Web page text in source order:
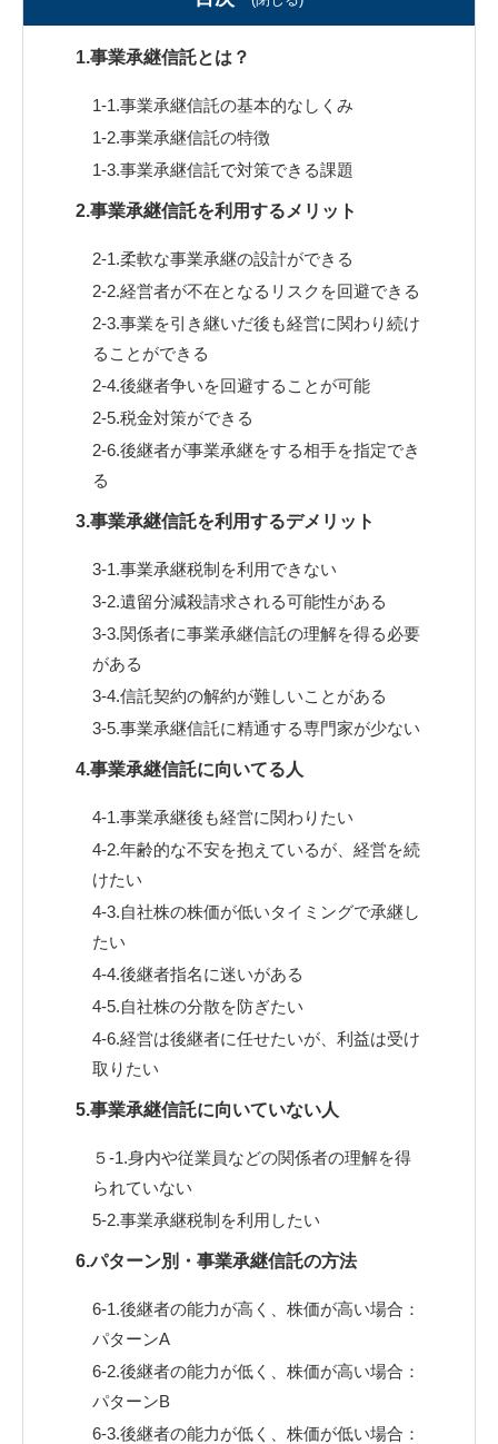
1.事業承継信託とは？
1-1.事業承継信託の基本的なしくみ
1-2.事業承継信託の特徴
1-3.事業承継信託で対策できる課題
2.事業承継信託を利用するメリット
2-1.柔軟な事業承継の設計ができる
2-2.経営者が不在となるリスクを回避できる
2-3.事業を引き継いだ後も経営に関わり続け
ることができる
2-4.後継者争いを回避することが可能
2-5.税金対策ができる
2-6.後継者が事業承継をする相手を指定でき
る
3.事業承継信託を利用するデメリット
3-1.事業承継税制を利用できない
3-2.遺留分減殺請求される可能性がある
3-3.関係者に事業承継信託の理解を得る必要
がある
3-4.信託契約の解約が難しいことがある
3-5.事業承継信託に精通する専門家が少ない
4.事業承継信託に向いてる人
4-1.事業承継後も経営に関わりたい
4-2.年齢的な不安を抱えているが、経営を続
けたい
4-3.自社株の株価が低いタイミングで承継し
たい
4-4.後継者指名に迷いがある
4-5.自社株の分散を防ぎたい
4-6.経営は後継者に任せたいが、利益は受け
取りたい
5.事業承継信託に向いていない人
５-1.身内や従業員などの関係者の理解を得
られていない
5-2.事業承継税制を利用したい
6.パターン別・事業承継信託の方法
6-1.後継者の能力が高く、株価が高い場合：
パターンA
6-2.後継者の能力が低く、株価が高い場合：
パターンB
6-3.後継者の能力が低く、株価が低い場合：